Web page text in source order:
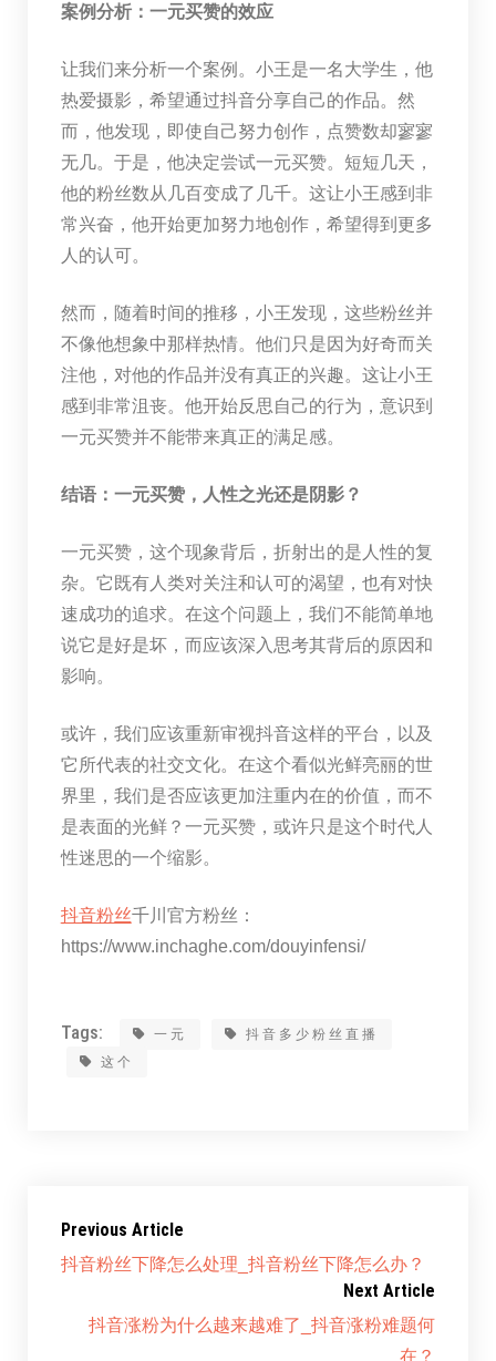
案例分析：一元买赞的效应
让我们来分析一个案例。小王是一名大学生，他
热爱摄影，希望通过抖音分享自己的作品。然
而，他发现，即使自己努力创作，点赞数却寥寥
无几。于是，他决定尝试一元买赞。短短几天，
他的粉丝数从几百变成了几千。这让小王感到非
常兴奋，他开始更加努力地创作，希望得到更多
人的认可。
然而，随着时间的推移，小王发现，这些粉丝并
不像他想象中那样热情。他们只是因为好奇而关
注他，对他的作品并没有真正的兴趣。这让小王
感到非常沮丧。他开始反思自己的行为，意识到
一元买赞并不能带来真正的满足感。
结语：一元买赞，人性之光还是阴影？
一元买赞，这个现象背后，折射出的是人性的复
杂。它既有人类对关注和认可的渴望，也有对快
速成功的追求。在这个问题上，我们不能简单地
说它是好是坏，而应该深入思考其背后的原因和
影响。
或许，我们应该重新审视抖音这样的平台，以及
它所代表的社交文化。在这个看似光鲜亮丽的世
界里，我们是否应该更加注重内在的价值，而不
是表面的光鲜？一元买赞，或许只是这个时代人
性迷思的一个缩影。
抖音粉丝千川官方粉丝：
https://www.inchaghe.com/douyinfensi/
Tags: 一元
抖音多少粉丝直播
这个
Previous Article
抖音粉丝下降怎么处理_抖音粉丝下降怎么办？
Next Article
抖音涨粉为什么越来越难了_抖音涨粉难题何
在？